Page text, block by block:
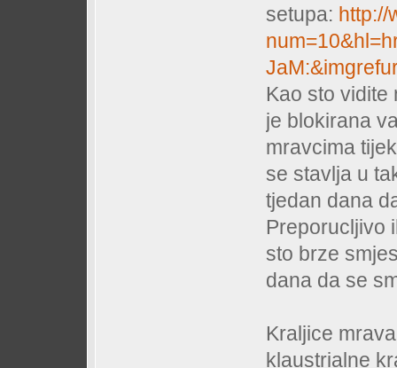
setupa: http://
Kao sto
je blokirana
mravcima
se stavlja u
tjedan dana
Preporucljivo
sto brze
dana da se
Kraljice
klaustrialne